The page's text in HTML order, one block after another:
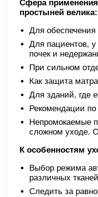
Сфера
простыней велика:
Для
Для пациентов,
почек и
При сильном
Как защита
Для зданий, где
Рекомендации
Непромокаемые
сложном уходе.
К особенностям
Выбор режима
различных
Следить за